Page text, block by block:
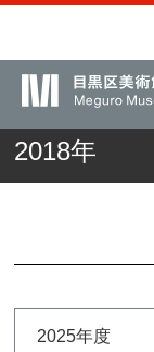
2018年
2025年度